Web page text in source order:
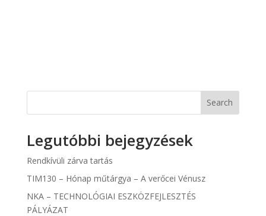
Search
Legutóbbi bejegyzések
Rendkívüli zárva tartás
TIM130 – Hónap műtárgya – A verőcei Vénusz
NKA – TECHNOLÓGIAI ESZKÖZFEJLESZTÉS
PÁLYÁZAT